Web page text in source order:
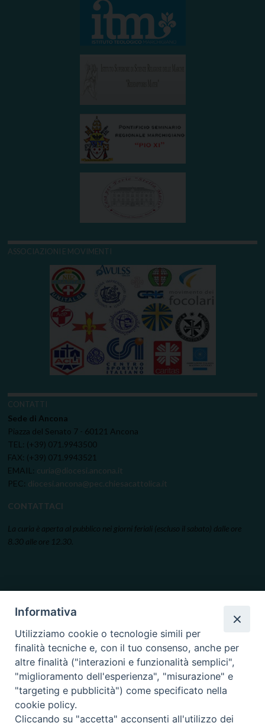
ASSOCIAZIONI E MOVIMENTI
CONTATTI
Sede di Ancona
Piazza del Senato 7 - 60121 Ancona
TEL: (+39) 071.9943500
FAX: (+39) 071.9943521
EMAIL: curia@diocesi.ancona.it
PEC: diocesi.ancona@pec.chiesacattolica.it
CONTATTACI
La curia è aperta al pubblico nei giorni feriali (escluso il sabato) dalle ore
8.30 alle ore 12.30.
Informativa
Utilizziamo cookie o tecnologie simili per
finalità tecniche e, con il tuo consenso, anche per
altre finalità ("interazioni e funzionalità semplici",
"miglioramento dell'esperienza", "misurazione" e
"targeting e pubblicità") come specificato nella
cookie policy.
Cliccando su "accetta" acconsenti all'utilizzo dei